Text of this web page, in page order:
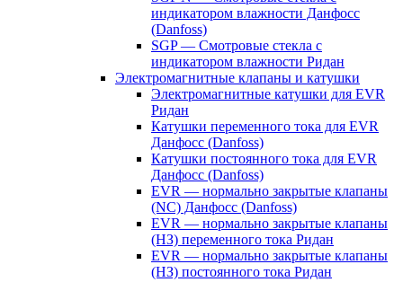
индикатором влажности Данфосс
(Danfoss)
SGP — Смотровые стекла с
индикатором влажности Ридан
Электромагнитные клапаны и катушки
Электромагнитные катушки для EVR
Ридан
Катушки переменного тока для EVR
Данфосс (Danfoss)
Катушки постоянного тока для EVR
Данфосс (Danfoss)
EVR — нормально закрытые клапаны
(NC) Данфосс (Danfoss)
EVR — нормально закрытые клапаны
(НЗ) переменного тока Ридан
EVR — нормально закрытые клапаны
(НЗ) постоянного тока Ридан